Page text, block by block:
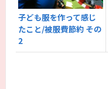
子ども服を作って感じ
たこと/被服費節約 その
2